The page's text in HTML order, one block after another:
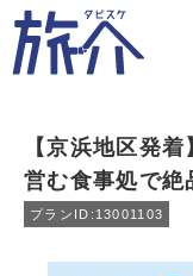
【京浜地区発
営む食事処で絶
プランID:13001103